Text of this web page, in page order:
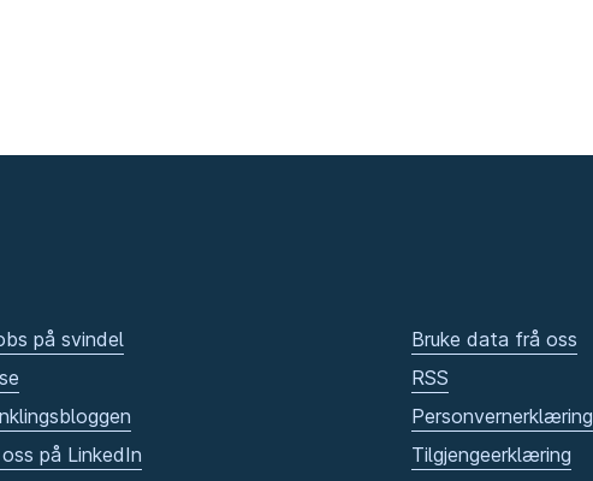
på svindel
på LinkedIn
Bruke data frå oss
RSS
Personvernerklæring
Tilgjengeerklæring